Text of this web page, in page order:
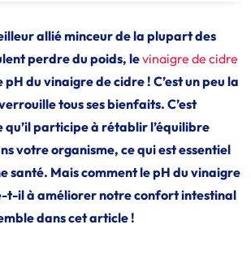
allié minceur de la plupart des
perdre du poids, levinaigre de cidre
du vinaigre de cidre ! C’est un peu la
tous ses bienfaits. C’est
participe à rétablir l’équilibre
votre organisme, ce qui est essentiel
santé. Mais comment le pH du vinaigre
t-il à améliorer notre confort intestinal
dans cet article !